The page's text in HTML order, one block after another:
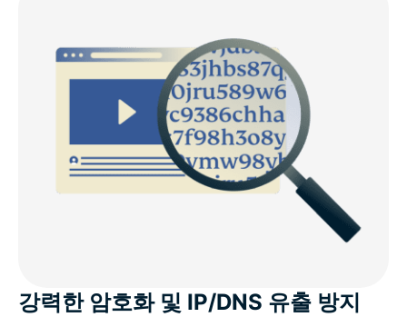
강력한 암호화 및 IP/DNS 유출 방지